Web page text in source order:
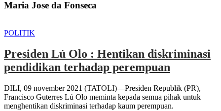
Maria Jose da Fonseca
POLITIK
Presiden Lú Olo : Hentikan diskriminasi
pendidikan terhadap perempuan
DILI, 09 november 2021 (TATOLI)—Presiden Republik (PR),
Francisco Guterres Lú Olo meminta kepada semua pihak untuk
menghentikan diskriminasi terhadap kaum perempuan.